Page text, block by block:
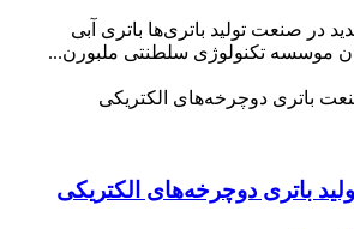
در صنعت تولید باتری‌ها باتری آبی
موسسه تکنولوژی سلطنتی ملبورن...
باتری‌ دوچرخه‌های الکتریکی